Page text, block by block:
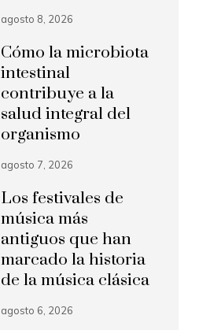
agosto 8, 2026
Cómo la microbiota
intestinal
contribuye a la
salud integral del
organismo
agosto 7, 2026
Los festivales de
música más
antiguos que han
marcado la historia
de la música clásica
agosto 6, 2026